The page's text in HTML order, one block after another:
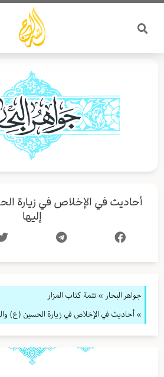
تخطي
المحتوى
أحاديث في الإخلاص في زيارة
إليها
جواهر البحار » تتمة كتاب المزار
» أحاديث في الإخلاص في زيارة الحسين (ع)